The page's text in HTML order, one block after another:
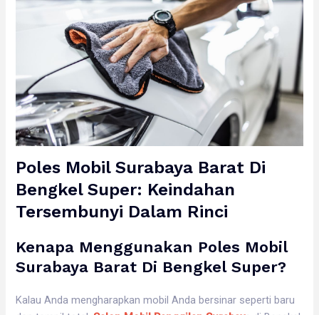
Poles Mobil Surabaya Barat Di
Bengkel Super: Keindahan
Tersembunyi Dalam Rinci
Kenapa Menggunakan Poles Mobil
Surabaya Barat Di Bengkel Super?
Kalau Anda mengharapkan mobil Anda bersinar seperti baru